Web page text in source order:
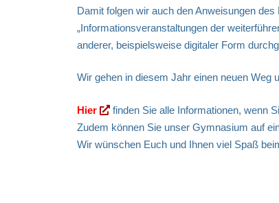
Damit folgen wir auch den Anweisungen
„Informationsveranstaltungen der
anderer, beispielsweise digitaler Form
Wir gehen in diesem Jahr einen neuen Weg
Hier
finden Sie alle Informationen, wenn
Zudem können Sie unser Gymnasium auf
Wir wünschen Euch und Ihnen viel Spaß